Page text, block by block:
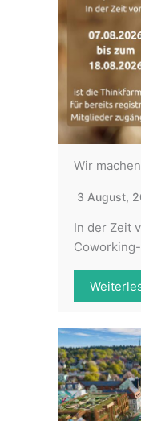
Wir
3 August,
In der Zeit